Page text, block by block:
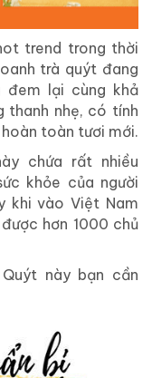
trend trong thời
trà quýt đang
đem lại cùng khả
thanh nhẹ, có tính
toàn tươi mới.
chứa rất nhiều
khỏe của người
khi vào Việt Nam
hơn 1000 chủ
này bạn cần